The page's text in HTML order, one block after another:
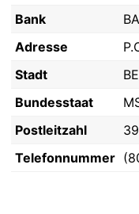
Bank
Adresse
Stadt
Bundesstaat
Postleitzahl
Telefonnummer